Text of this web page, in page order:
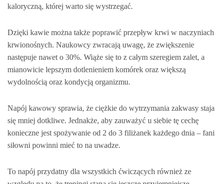
kaloryczną, której warto się wystrzegać.
Dzięki kawie można także poprawić przepływ krwi w naczyniach
krwionośnych. Naukowcy zwracają uwagę, że zwiększenie
następuje nawet o 30%. Wiąże się to z całym szeregiem zalet, a
mianowicie lepszym dotlenieniem komórek oraz większą
wydolnością oraz kondycją organizmu.
Napój kawowy sprawia, że ciężkie do wytrzymania zakwasy staja
się mniej dotkliwe. Jednakże, aby zauważyć u siebie tę cechę
konieczne jest spożywanie od 2 do 3 filiżanek każdego dnia – fani
siłowni powinni mieć to na uwadze.
To napój przydatny dla wszystkich ćwiczących również ze